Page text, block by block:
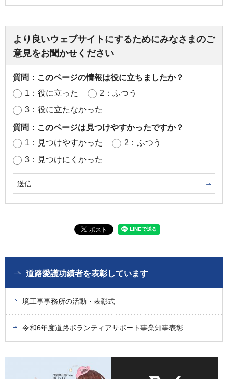
より良いウェブサイトにするためにみなさまのご
意見をお聞かせください
質問：このページの情報は役に立ちましたか？
1：役に立った
2：ふつう
3：役に立たなかった
質問：このページは見つけやすかったですか？
1：見つけやすかった
2：ふつう
3：見つけにくかった
道路愛護功績者を表彰しています
境工事事務所の活動・表彰式
令和6年度道路ボランティアサポート事業知事表彰